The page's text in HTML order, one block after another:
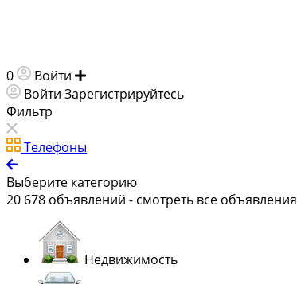
0 Войти
Войти Зарегистрируйтесь
Фильтр
Телефоны
Выберите категорию
20 678 объявлений - смотреть все объявления
Недвижимость